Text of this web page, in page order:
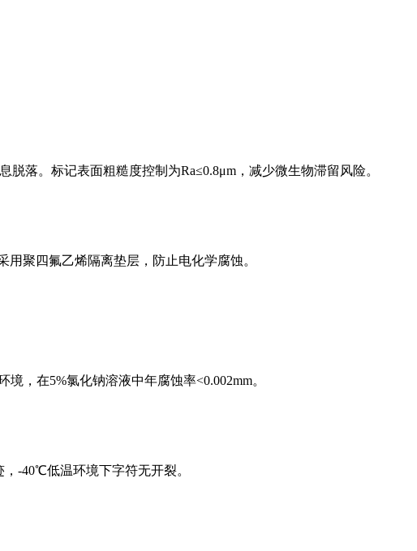
落。标记表面粗糙度控制为Ra≤0.8μm，减少微生物滞留风险‌。
聚四氟乙烯隔离垫层，防止电化学腐蚀‌。
，在5%氯化钠溶液中年腐蚀率<0.002mm‌。
-40℃低温环境下字符无开裂‌。